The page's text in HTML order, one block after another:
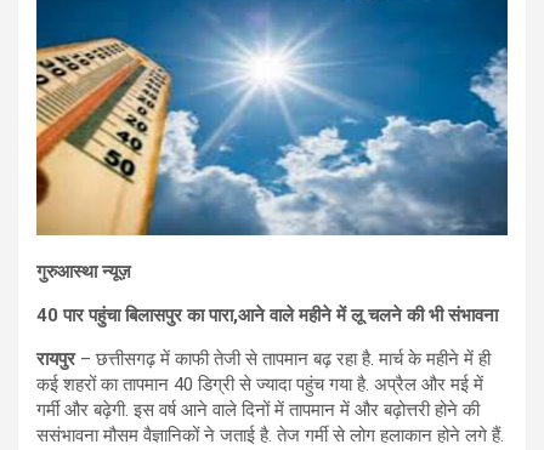
गुरुआस्था न्यूज़
40 पार पहुंचा बिलासपुर का पारा,आने वाले महीने में लू चलने की भी संभावना
रायपुर– छत्तीसगढ़ में काफी तेजी से तापमान बढ़ रहा है. मार्च के महीने में ही
कई शहरों का तापमान 40 डिग्री से ज्यादा पहुंच गया है. अप्रैल और मई में
गर्मी और बढ़ेगी. इस वर्ष आने वाले दिनों में तापमान में और बढ़ोत्तरी होने की
ससंभावना मौसम वैज्ञानिकों ने जताई है. तेज गर्मी से लोग हलाकान होने लगे हैं.